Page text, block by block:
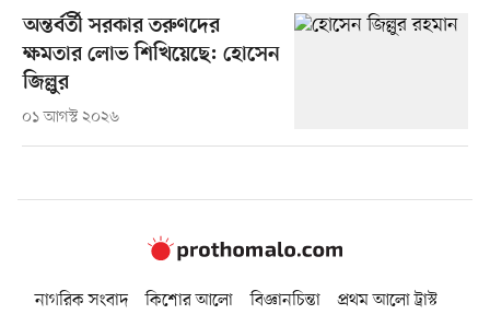
অন্তর্বর্তী সরকার তরুণদের
ক্ষমতার লোভ শিখিয়েছে: হোসেন
জিল্লুর
০১ আগস্ট ২০২৬
নাগরিক সংবাদ কিশোর আলো বিজ্ঞানচিন্তা
প্রথম আলো ট্রাস্ট